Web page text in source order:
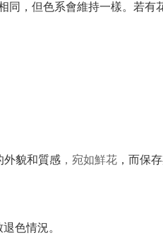
同，但色系會維持一樣。若有
外貌和質感 ，宛如鮮花 ，而保
色情況。